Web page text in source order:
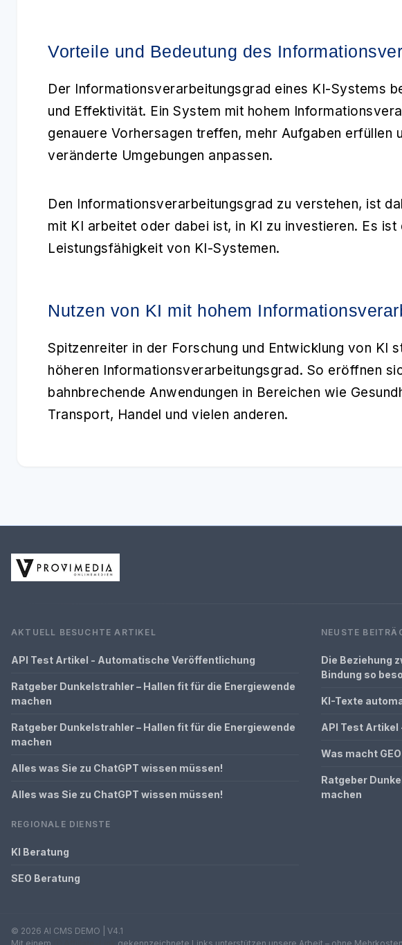
Vorteile und Bedeutung des
Der Informationsverarbeitungsgrad eines KI-Systems
und Effektivität. Ein System mit hohem
genauere Vorhersagen treffen, mehr Aufgaben erfüllen
veränderte Umgebungen anpassen.
Den Informationsverarbeitungsgrad zu verstehen, ist
mit KI arbeitet oder dabei ist, in KI zu investieren. Es
Leistungsfähigkeit von KI-Systemen.
Nutzen von KI mit hohem
Spitzenreiter in der Forschung und Entwicklung von KI
höheren Informationsverarbeitungsgrad. So eröffnen
bahnbrechende Anwendungen in Bereichen wie
Transport, Handel und vielen anderen.
AKTUELL BESUCHTE ARTIKEL
API Test Artikel - Automatische Veröffentlichung
Ratgeber Dunkelstrahler – Hallen fit für die Energiewende
machen
Ratgeber Dunkelstrahler – Hallen fit für die Energiewende
machen
Alles was Sie zu ChatGPT wissen müssen!
Alles was Sie zu ChatGPT wissen müssen!
REGIONALE DIENSTE
KI Beratung
SEO Beratung
NEUSTE
Die Beziehung
Bindung so
KI-Texte
API Test
Was macht
Ratgeber
machen
© 2026 AI CMS DEMO | V4.1